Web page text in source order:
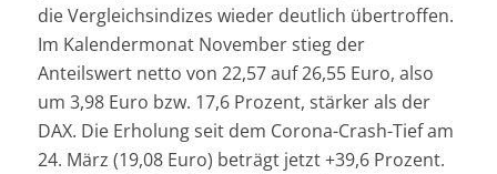
die Vergleichsindizes wieder deutlich übertroffen.
Im Kalendermonat November stieg der
Anteilswert netto von 22,57 auf 26,55 Euro, also
um 3,98 Euro bzw. 17,6 Prozent, stärker als der
DAX. Die Erholung seit dem Corona-Crash-Tief am
24. März (19,08 Euro) beträgt jetzt +39,6 Prozent.